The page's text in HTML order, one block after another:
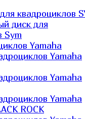
квадроциклов
диск для
Sym
Yamaha
Yamaha
Yamaha
Yamaha
ROCK